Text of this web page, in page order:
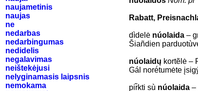
naujametinis
naujas
ne
nedarbas
nedarbingumas
nedidelis
negalavimas
neištekėjusi
nelyginamasis laipsnis
nemokama
Rabatt,
dìdelė núolaida –
Šiañdien
núolaidų kortẽlė –
Gál norė́tumėte
pir̃kti sù núolaida –